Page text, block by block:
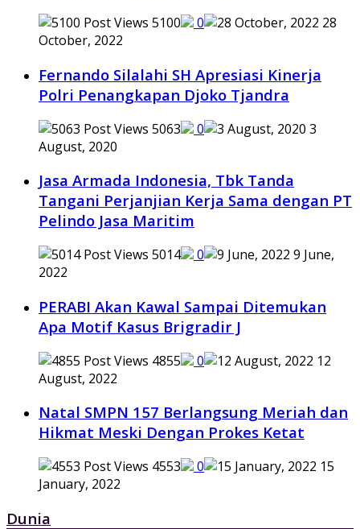
5100 0
28
October, 2022
Fernando Silalahi SH Apresiasi Kinerja
Polri Penangkapan Djoko Tjandra
5063 0
3
August, 2020
Jasa Armada Indonesia, Tbk Tanda
Tangani Perjanjian Kerja Sama dengan PT
Pelindo Jasa Maritim
5014 0
9 June,
2022
PERABI Akan Kawal Sampai Ditemukan
Apa Motif Kasus Brigradir J
4855 0
12
August, 2022
Natal SMPN 157 Berlangsung Meriah dan
Hikmat Meski Dengan Prokes Ketat
4553 0
15
January, 2022
Dunia